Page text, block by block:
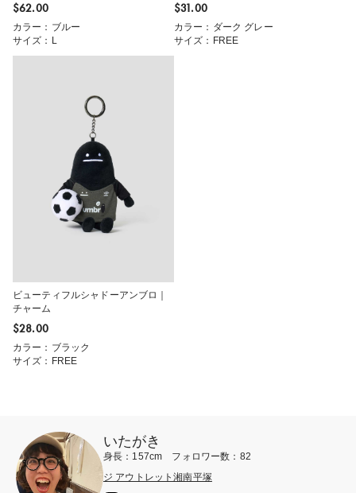
$‌62.00
カラー：ブルー
サイズ：L
$‌31.00
カラー：ダーク グレー
サイズ：FREE
ビューティフルシャドーアンブロ｜
チャーム
$‌28.00
カラー：ブラック
サイズ：FREE
いたがき
身長：157cm フォロワー数：82
ジ アウトレット湘南平塚